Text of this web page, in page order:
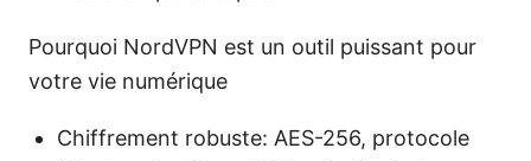
Pourquoi NordVPN est un outil puissant pour
votre vie numérique
Chiffrement robuste: AES-256, protocole